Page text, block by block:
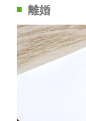
離婚